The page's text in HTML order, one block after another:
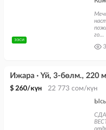
ЭЭСИ
го...
Ижара · Үй, 3-бөлм., 220
$ 260/күн 22 773 сом/күн